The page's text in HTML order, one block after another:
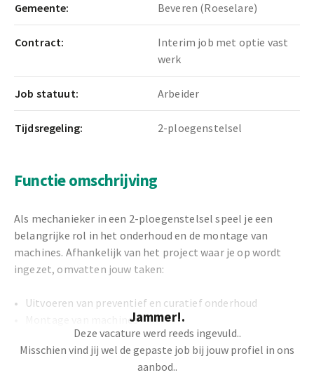
Gemeente: Beveren (Roeselare)
Contract:
Interim job met optie vast
werk
Job statuut: Arbeider
Tijdsregeling: 2-ploegenstelsel
Functie omschrijving
Als mechanieker in een 2-ploegenstelsel speel je een
belangrijke rol in het onderhoud en de montage van
machines. Afhankelijk van het project waar je op wordt
ingezet, omvatten jouw taken:
Uitvoeren van preventief en curatief onderhoud
Montage van machines
Hydraulische en pneumatische montage
Onderhouden en herstellen van mechanische
Jammer!.
Deze vacature werd reeds ingevuld..
Misschien vind jij wel de gepaste job bij jouw profiel in ons
aanbod..